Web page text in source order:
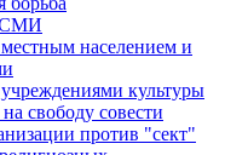
СМИ
населением и
культуры
свободу совести
против "сект"